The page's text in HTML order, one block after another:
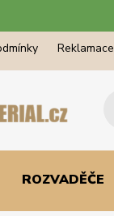
Reklamace
ROZVADĚČE